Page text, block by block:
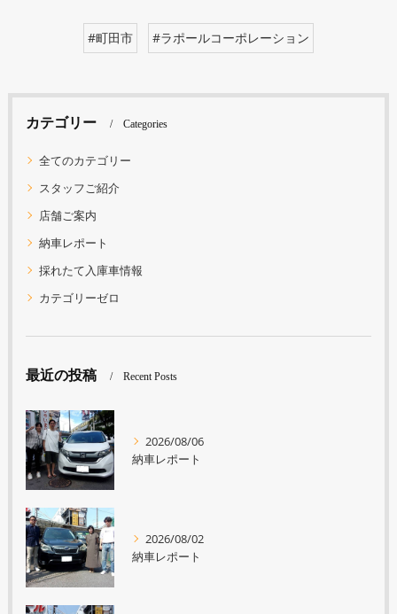
#町田市 #ラポールコーポレーション
カテゴリー Categories
全てのカテゴリー
スタッフご紹介
店舗ご案内
納車レポート
採れたて入庫車情報
カテゴリーゼロ
最近の投稿 Recent Posts
2026/08/06
納車レポート
2026/08/02
納車レポート